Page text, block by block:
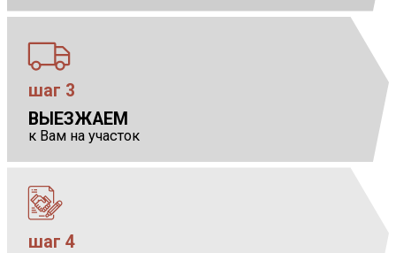
шаг 4
ВЫЕЗЖАЕМ
к Вам на участок
шаг 3